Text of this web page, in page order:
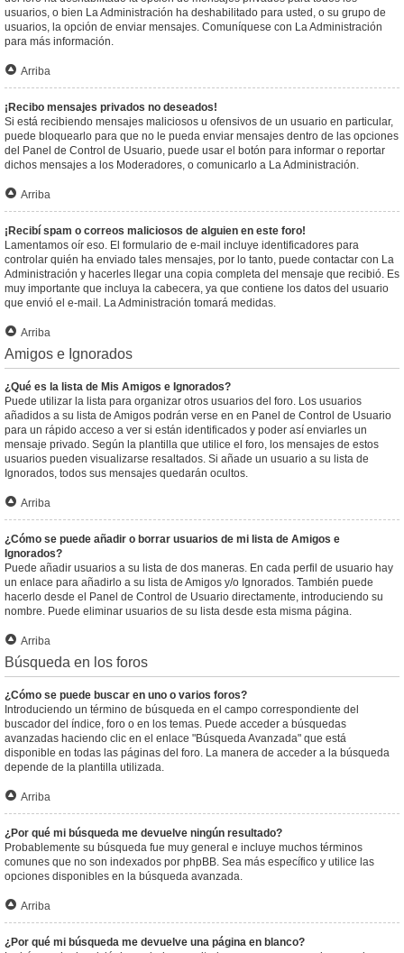
usuarios, o bien La Administración ha deshabilitado para usted, o su grupo de
usuarios, la opción de enviar mensajes. Comuníquese con La Administración
para más información.
Arriba
¡Recibo mensajes privados no deseados!
Si está recibiendo mensajes maliciosos u ofensivos de un usuario en particular,
puede bloquearlo para que no le pueda enviar mensajes dentro de las opciones
del Panel de Control de Usuario, puede usar el botón para informar o reportar
dichos mensajes a los Moderadores, o comunicarlo a La Administración.
Arriba
¡Recibí spam o correos maliciosos de alguien en este foro!
Lamentamos oír eso. El formulario de e-mail incluye identificadores para
controlar quién ha enviado tales mensajes, por lo tanto, puede contactar con La
Administración y hacerles llegar una copia completa del mensaje que recibió. Es
muy importante que incluya la cabecera, ya que contiene los datos del usuario
que envió el e-mail. La Administración tomará medidas.
Arriba
Amigos e Ignorados
¿Qué es la lista de Mis Amigos e Ignorados?
Puede utilizar la lista para organizar otros usuarios del foro. Los usuarios
añadidos a su lista de Amigos podrán verse en en Panel de Control de Usuario
para un rápido acceso a ver si están identificados y poder así enviarles un
mensaje privado. Según la plantilla que utilice el foro, los mensajes de estos
usuarios pueden visualizarse resaltados. Si añade un usuario a su lista de
Ignorados, todos sus mensajes quedarán ocultos.
Arriba
¿Cómo se puede añadir o borrar usuarios de mi lista de Amigos e
Ignorados?
Puede añadir usuarios a su lista de dos maneras. En cada perfil de usuario hay
un enlace para añadirlo a su lista de Amigos y/o Ignorados. También puede
hacerlo desde el Panel de Control de Usuario directamente, introduciendo su
nombre. Puede eliminar usuarios de su lista desde esta misma página.
Arriba
Búsqueda en los foros
¿Cómo se puede buscar en uno o varios foros?
Introduciendo un término de búsqueda en el campo correspondiente del
buscador del índice, foro o en los temas. Puede acceder a búsquedas
avanzadas haciendo clic en el enlace "Búsqueda Avanzada" que está
disponible en todas las páginas del foro. La manera de acceder a la búsqueda
depende de la plantilla utilizada.
Arriba
¿Por qué mi búsqueda me devuelve ningún resultado?
Probablemente su búsqueda fue muy general e incluye muchos términos
comunes que no son indexados por phpBB. Sea más específico y utilice las
opciones disponibles en la búsqueda avanzada.
Arriba
¿Por qué mi búsqueda me devuelve una página en blanco?